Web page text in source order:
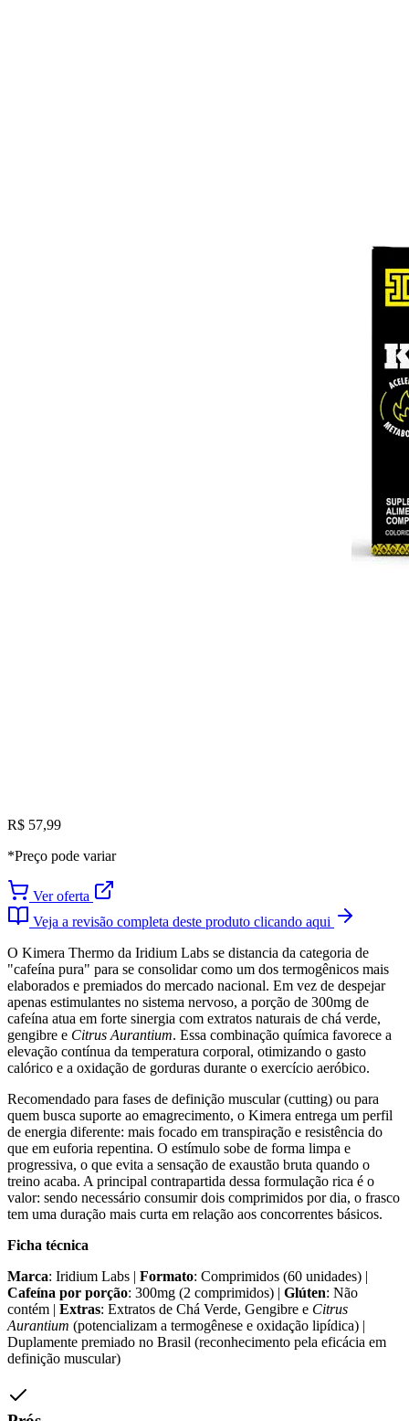
R$ 57,99
*Preço pode variar
Ver oferta
Veja a revisão completa deste produto clicando aqui
O Kimera Thermo da Iridium Labs se distancia da categoria de
"cafeína pura" para se consolidar como um dos termogênicos mais
elaborados e premiados do mercado nacional. Em vez de despejar
apenas estimulantes no sistema nervoso, a porção de 300mg de
cafeína atua em forte sinergia com extratos naturais de chá verde,
gengibre e Citrus Aurantium. Essa combinação química favorece a
elevação contínua da temperatura corporal, otimizando o gasto
calórico e a oxidação de gorduras durante o exercício aeróbico.
Recomendado para fases de definição muscular (cutting) ou para
quem busca suporte ao emagrecimento, o Kimera entrega um perfil
de energia diferente: mais focado em transpiração e resistência do
que em euforia repentina. O estímulo sobe de forma limpa e
progressiva, o que evita a sensação de exaustão bruta quando o
treino acaba. A principal contrapartida dessa formulação rica é o
valor: sendo necessário consumir dois comprimidos por dia, o frasco
tem uma duração mais curta em relação aos concorrentes básicos.
Ficha técnica
Marca: Iridium Labs | Formato: Comprimidos (60 unidades) |
Cafeína por porção: 300mg (2 comprimidos) | Glúten: Não
contém | Extras: Extratos de Chá Verde, Gengibre e Citrus
Aurantium (potencializam a termogênese e oxidação lipídica) |
Duplamente premiado no Brasil (reconhecimento pela eficácia em
definição muscular)